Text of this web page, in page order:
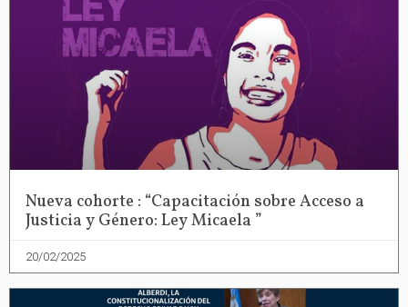
Nueva cohorte : “Capacitación sobre Acceso a
Justicia y Género: Ley Micaela ”
20/02/2025